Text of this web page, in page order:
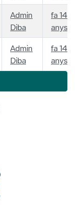
Admin
Diba
fa 14
anys
Admin
Diba
fa 14
anys